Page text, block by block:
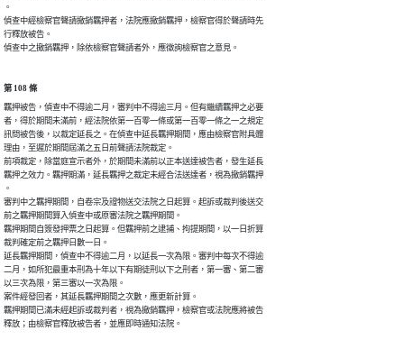
。
偵查中經檢察官聲請撤銷羈押者，法院應撤銷羈押，檢察官得於聲請時先
行釋放被告。
偵查中之撤銷羈押，除依檢察官聲請者外，應徵詢檢察官之意見。
第 108 條
羈押被告，偵查中不得逾二月，審判中不得逾三月。但有繼續羈押之必要
者，得於期間未滿前，經法院依第一百零一條或第一百零一條之一之規定
訊問被告後，以裁定延長之。在偵查中延長羈押期間，應由檢察官附具體
理由，至遲於期間屆滿之五日前聲請法院裁定。
前項裁定，除當庭宣示者外，於期間未滿前以正本送達被告者，發生延長
羈押之效力。羈押期滿，延長羈押之裁定未經合法送達者，視為撤銷羈押
。
審判中之羈押期間，自卷宗及證物送交法院之日起算。起訴或裁判後送交
前之羈押期間算入偵查中或原審法院之羈押期間。
羈押期間自簽發押票之日起算。但羈押前之逮捕、拘提期間，以一日折算
裁判確定前之羈押日數一日。
延長羈押期間，偵查中不得逾二月，以延長一次為限。審判中每次不得逾
二月，如所犯最重本刑為十年以下有期徒刑以下之刑者，第一審、第二審
以三次為限，第三審以一次為限。
案件經發回者，其延長羈押期間之次數，應更新計算。
羈押期間已滿未經起訴或裁判者，視為撤銷羈押，檢察官或法院應將被告
釋放；由檢察官釋放被告者，並應即時通知法院。